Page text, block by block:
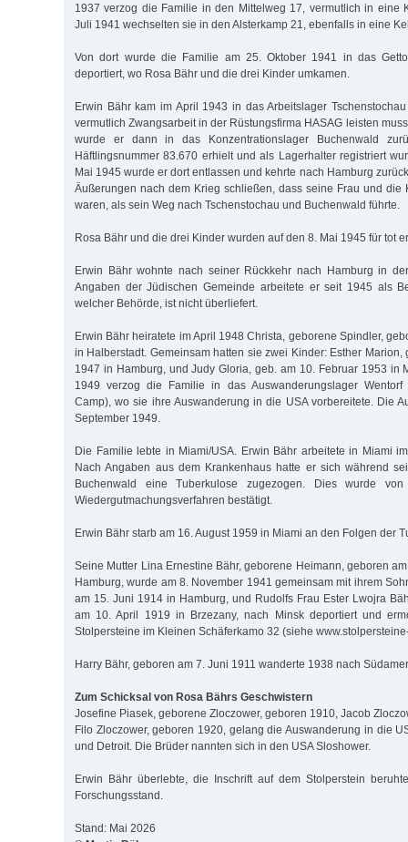
1937 verzog die Familie in den Mittelweg 17, vermutlich in eine
Juli 1941 wechselten sie in den Alsterkamp 21, ebenfalls in eine
Von dort wurde die Familie am 25. Oktober 1941 in das
deportiert, wo Rosa Bähr und die drei Kinder umkamen.
Erwin Bähr kam im April 1943 in das Arbeitslager
vermutlich Zwangsarbeit in der Rüstungsfirma HASAG leisten
wurde er dann in das Konzentrationslager Buchenwald
Häftlingsnummer 83.670 erhielt und als Lagerhalter registriert
Mai 1945 wurde er dort entlassen und kehrte nach Hamburg
Äußerungen nach dem Krieg schließen, dass seine Frau und die
waren, als sein Weg nach Tschenstochau und Buchenwald führte.
Rosa Bähr und die drei Kinder wurden auf den 8. Mai 1945 für tot
Erwin Bähr wohnte nach seiner Rückkehr nach Hamburg in
Angaben der Jüdischen Gemeinde arbeitete er seit 1945 als
welcher Behörde, ist nicht überliefert.
Erwin Bähr heiratete im April 1948 Christa, geborene Spindler,
in Halberstadt. Gemeinsam hatten sie zwei Kinder: Esther Marion,
1947 in Hamburg, und Judy Gloria, geb. am 10. Februar 1953 in
1949 verzog die Familie in das Auswanderungslager
Camp), wo sie ihre Auswanderung in die USA vorbereitete. Die
September 1949.
Die Familie lebte in Miami/USA. Erwin Bähr arbeitete in Miami
Nach Angaben aus dem Krankenhaus hatte er sich während
Buchenwald eine Tuberkulose zugezogen. Dies wurde
Wiedergutmachungsverfahren bestätigt.
Erwin Bähr starb am 16. August 1959 in Miami an den Folgen der
Seine Mutter Lina Ernestine Bähr, geborene Heimann, geboren
Hamburg, wurde am 8. November 1941 gemeinsam mit ihrem
am 15. Juni 1914 in Hamburg, und Rudolfs Frau Ester Lwojra
am 10. April 1919 in Brzezany, nach Minsk deportiert und
Stolpersteine im Kleinen Schäferkamo 32 (siehe
Harry Bähr, geboren am 7. Juni 1911 wanderte 1938 nach
Zum Schicksal von Rosa Bährs Geschwistern
Josefine Piasek, geborene Zloczower, geboren 1910, Jacob
Filo Zloczower, geboren 1920, gelang die Auswanderung in die
und Detroit. Die Brüder nannten sich in den USA Sloshower.
Erwin Bähr überlebte, die Inschrift auf dem Stolperstein
Forschungsstand.
Stand: Mai 2026